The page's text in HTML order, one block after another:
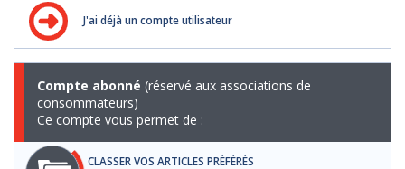
J'ai déjà un compte utilisateur
Compte abonné (réservé aux associations de
consommateurs)
Ce compte vous permet de :
CLASSER VOS ARTICLES PRÉFÉRÉS